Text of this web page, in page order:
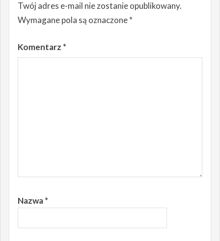
Twój adres e-mail nie zostanie opublikowany.
Wymagane pola są oznaczone*
Komentarz *
Nazwa*